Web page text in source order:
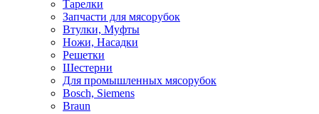
Тарелки
Запчасти для мясорубок
Втулки, Муфты
Ножи, Насадки
Решетки
Шестерни
Для промышленных мясорубок
Bosch, Siemens
Braun